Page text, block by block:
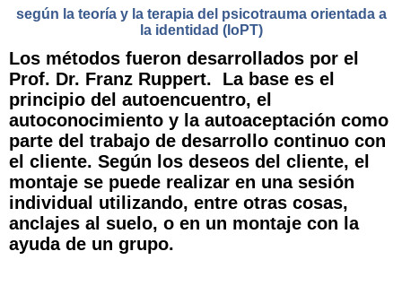
según la teoría y la terapia del psicotrauma orientada a
la identidad (IoPT)
Los métodos fueron desarrollados por el
Prof. Dr. Franz Ruppert. La base es el
principio del autoencuentro, el
autoconocimiento y la autoaceptación como
parte del trabajo de desarrollo continuo con
el cliente. Según los deseos del cliente, el
montaje se puede realizar en una sesión
individual utilizando, entre otras cosas,
anclajes al suelo, o en un montaje con la
ayuda de un grupo.